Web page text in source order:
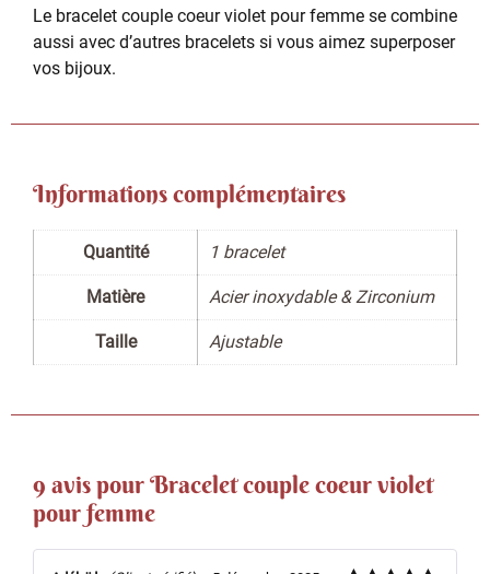
Le bracelet couple coeur violet pour femme se combine
aussi avec d’autres bracelets si vous aimez superposer
vos bijoux.
Informations complémentaires
Quantité 1 bracelet
Matière Acier inoxydable & Zirconium
Taille Ajustable
9 avis pourBracelet couple coeur violet
pour femme